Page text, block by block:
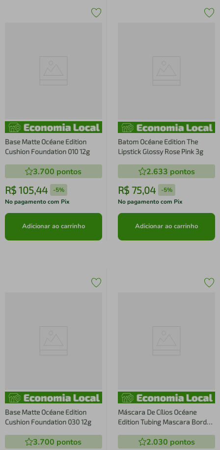
Base Matte Océane Edition
Cushion Foundation 010 12g
3.700 pontos
R$ 105,44 -5%
No pagamento com Pix
Adicionar ao carrinho
Batom Océane Edition The
Lipstick Glossy Rose Pink 3g
2.633 pontos
R$ 75,04 -5%
No pagamento com Pix
Adicionar ao carrinho
Base Matte Océane Edition
Cushion Foundation 030 12g
3.700 pontos
Máscara De Cílios Océane
Edition Tubing Mascara Bordô
2.030 pontos